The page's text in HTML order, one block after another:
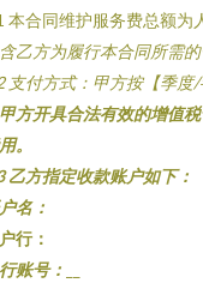
本合同维护服务费总额为
乙方为履行本合同所需的
支付方式：甲方按【季
方开具合法有效的增值
。
乙方指定收款账户如下：
名：
行：
账号：